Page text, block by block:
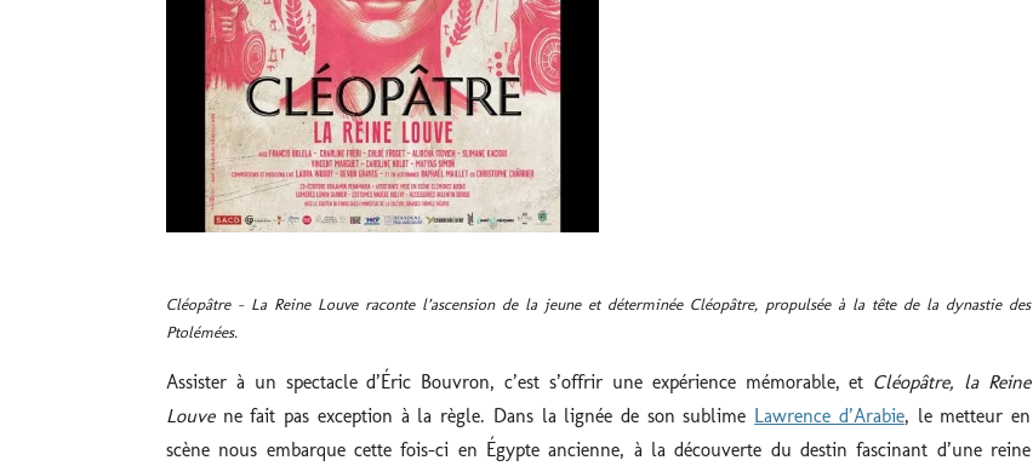
Cléopâtre – La Reine Louve raconte l’ascension de la jeune et déterminée Cléopâtre, propulsée à la tête de la dynastie des
Ptolémées.
Assister à un spectacle d’Éric Bouvron, c’est s’offrir une expérience mémorable, et Cléopâtre, la Reine
Louvene fait pas exception à la règle. Dans la lignée de son sublime Lawrence d’Arabie, le metteur en
scène nous embarque cette fois-ci en Égypte ancienne, à la découverte du destin fascinant d’une reine